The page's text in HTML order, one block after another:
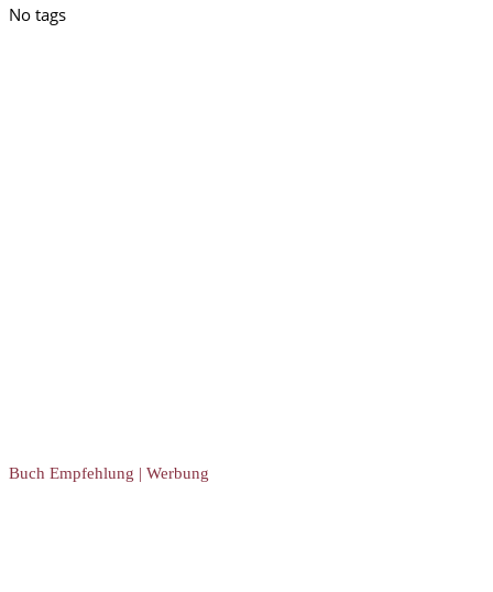
No tags
Buch Empfehlung | Werbung